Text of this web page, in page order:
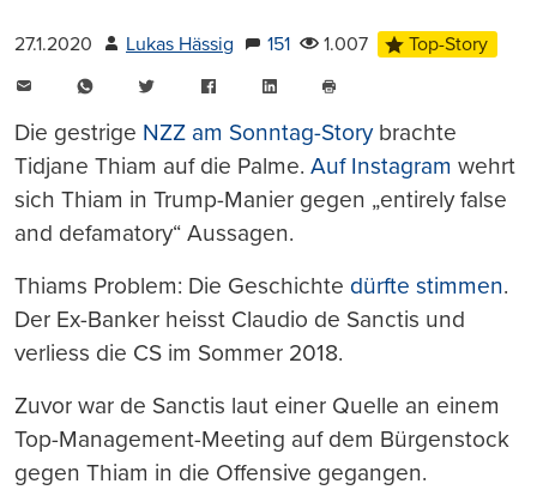
27.1.2020 Lukas Hässig 151 1.007
Top-Story
WhatsAppTwitter FacebookLinkedIn
drucken
Die gestrige NZZ am Sonntag-Storybrachte
Tidjane Thiam auf die Palme. Auf Instagram wehrt
sich Thiam in Trump-Manier gegen „entirely false
and defamatory“ Aussagen.
Thiams Problem: Die Geschichte dürfte stimmen.
Der Ex-Banker heisst Claudio de Sanctis und
verliess die CS im Sommer 2018.
Zuvor war de Sanctis laut einer Quelle an einem
Top-Management-Meeting auf dem Bürgenstock
gegen Thiam in die Offensive gegangen.